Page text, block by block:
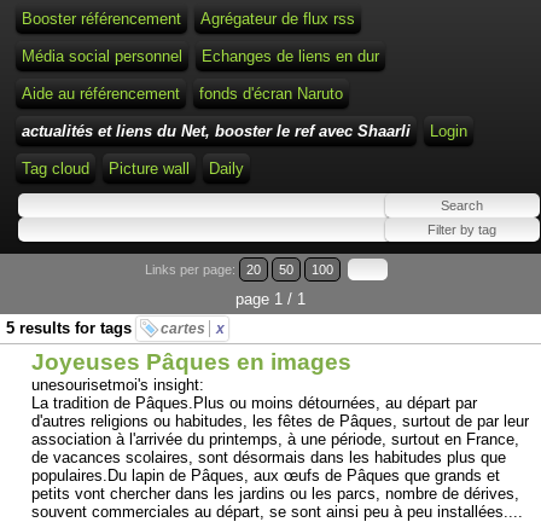
Booster référencement Agrégateur de flux rss
Média social personnel Echanges de liens en dur
Aide au référencement fonds d'écran Naruto
actualités et liens du Net, booster le ref avec Shaarli Login
Tag cloud Picture wall Daily
Links per page: 20 50 100
page 1 / 1
5 results for tags
cartes x
Joyeuses Pâques en images
unesourisetmoi's insight:
La tradition de Pâques.Plus ou moins détournées, au départ par
d'autres religions ou habitudes, les fêtes de Pâques, surtout de par leur
association à l'arrivée du printemps, à une période, surtout en France,
de vacances scolaires, sont désormais dans les habitudes plus que
populaires.Du lapin de Pâques, aux œufs de Pâques que grands et
petits vont chercher dans les jardins ou les parcs, nombre de dérives,
souvent commerciales au départ, se sont ainsi peu à peu installées....